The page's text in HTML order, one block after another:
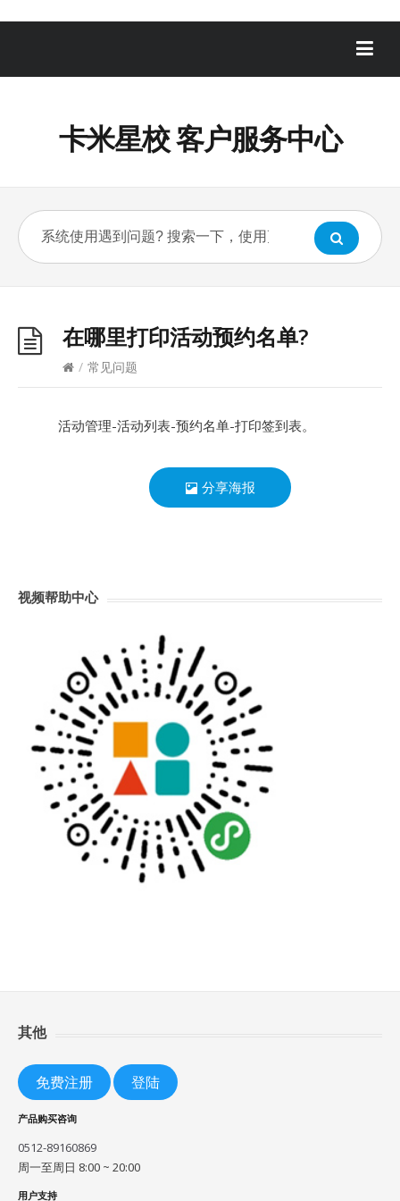
卡米星校 客户服务中心
在哪里打印活动预约名单?
/ 常见问题
活动管理-活动列表-预约名单-打印签到表。
分享海报
视频帮助中心
其他
免费注册 登陆
产品购买咨询
0512-89160869
周一至周日 8:00 ~ 20:00
用户支持